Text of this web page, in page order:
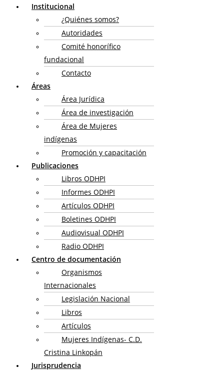
Institucional
¿Quiénes somos?
Autoridades
Comité honorífico
fundacional
Contacto
Áreas
Área Jurídica
Área de investigación
Área de Mujeres
indígenas
Promoción y capacitación
Publicaciones
Libros ODHPI
Informes ODHPI
Artículos ODHPI
Boletines ODHPI
Audiovisual ODHPI
Radio ODHPI
Centro de documentación
Organismos
Internacionales
Legislación Nacional
Libros
Artículos
Mujeres Indígenas- C.D.
Cristina Linkopán
Jurisprudencia